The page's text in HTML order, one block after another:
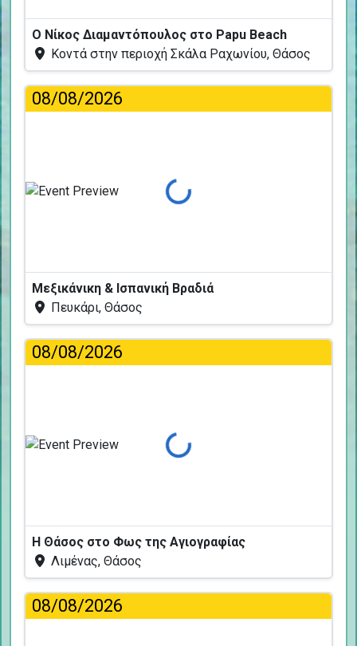
Ο Νίκος Διαμαντόπουλος στο Papu Beach
Κοντά στην περιοχή Σκάλα Ραχωνίου, Θάσος
08/08/2026
Φόρτωση...
Μεξικάνικη & Ισπανική Βραδιά
Πευκάρι, Θάσος
08/08/2026
Φόρτωση...
Η Θάσος στο Φως της Αγιογραφίας
Λιμένας, Θάσος
08/08/2026